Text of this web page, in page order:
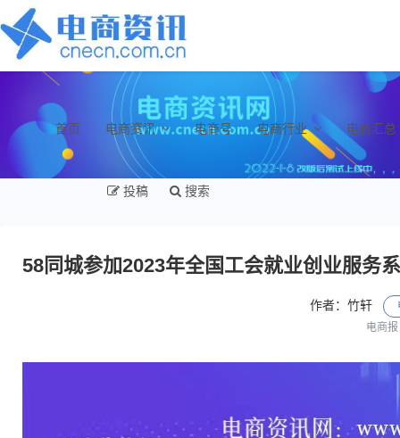
首页 电商资讯 电商号 电商行业 电商汇总
投稿 搜索
58同城参加2023年全国工会就业创业服务
作者：竹轩
电商报